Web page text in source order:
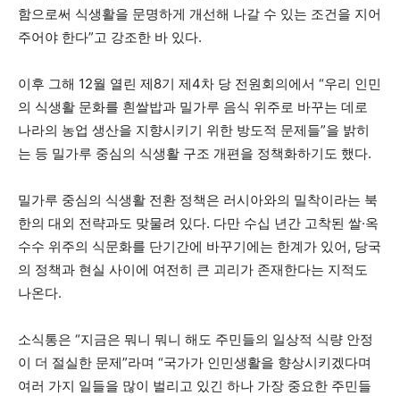
함으로써 식생활을 문명하게 개선해 나갈 수 있는 조건을 지어
주어야 한다”고 강조한 바 있다.
이후 그해 12월 열린 제8기 제4차 당 전원회의에서 “우리 인민
의 식생활 문화를 흰쌀밥과 밀가루 음식 위주로 바꾸는 데로
나라의 농업 생산을 지향시키기 위한 방도적 문제들”을 밝히
는 등 밀가루 중심의 식생활 구조 개편을 정책화하기도 했다.
밀가루 중심의 식생활 전환 정책은 러시아와의 밀착이라는 북
한의 대외 전략과도 맞물려 있다. 다만 수십 년간 고착된 쌀·옥
수수 위주의 식문화를 단기간에 바꾸기에는 한계가 있어, 당국
의 정책과 현실 사이에 여전히 큰 괴리가 존재한다는 지적도
나온다.
소식통은 “지금은 뭐니 뭐니 해도 주민들의 일상적 식량 안정
이 더 절실한 문제”라며 “국가가 인민생활을 향상시키겠다며
여러 가지 일들을 많이 벌리고 있긴 하나 가장 중요한 주민들